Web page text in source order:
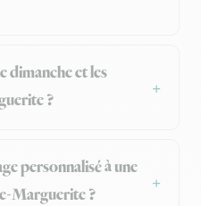
dimanche et les
?
personnalisé à une
Marguerite ?